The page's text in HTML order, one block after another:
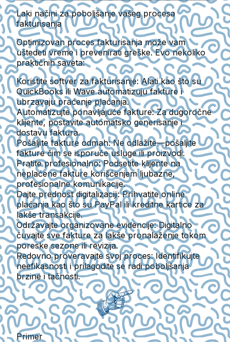
Laki načini za poboljšanje vašeg procesa
fakturisanja
Optimizovan proces fakturisanja može vam
uštedeti vreme i prevenirati greške. Evo nekoliko
praktičnih saveta:
Koristite softver za fakturisanje: Alati kao što su
QuickBooks ili Wave automatizuju fakture i
ubrzavaju praćenje plaćanja.
Automatizujte ponavljajuće fakture: Za dugoročne
klijente, postavite automatsko generisanje i
dostavu faktura.
Pošaljite fakture odmah: Ne odlažite—pošaljite
fakture čim se isporuče usluge ili proizvodi.
Pratite profesionalno: Podsetite klijente na
neplaćene fakture korišćenjem ljubazne,
profesionalne komunikacije.
Dajte prednost digitalizaciji: Prihvatite online
plaćanja kao što su PayPal ili kreditne kartice za
lakše transakcije.
Održavajte organizovane evidencije: Digitalno
čuvajte sve fakture za lakše pronalaženje tokom
poreske sezone ili revizija.
Redovno proveravajte svoj proces: Identifikujte
neefikasnosti i prilagodite se radi poboljšanja
brzine i tačnosti.
Primer